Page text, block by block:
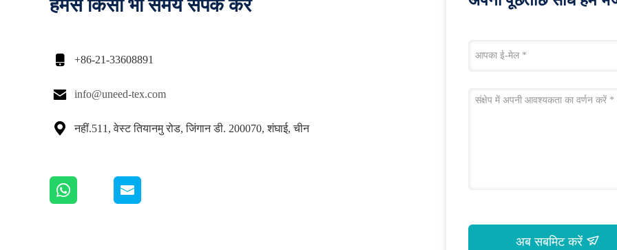
हमसे किसी भी समय संपर्क करें
 +86-21-33608891
 info@uneed-tex.com
 नहीं.511, वेस्ट तियानमु रोड, जिंगान डी. 200070, शंघाई, चीन
अब सबमिट करें